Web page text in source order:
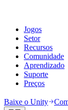
Jogos
Setor
Recursos
Comunidade
Aprendizado
Suporte
Preços
Baixe o Unity